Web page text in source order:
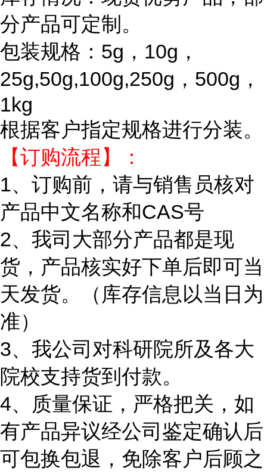
分产品可定制。
包装规格：5g，10g，
25g,50g,100g,250g，500g，
1kg
根据客户指定规格进行分装。
【订购流程】：
1、订购前，请与销售员核对
产品中文名称和CAS号
2、我司大部分产品都是现
货，产品核实好下单后即可当
天发货。（库存信息以当日为
准）
3、我公司对科研院所及各大
院校支持货到付款。
4、质量保证，严格把关，如
有产品异议经公司鉴定确认后
可包换包退，免除客户后顾之